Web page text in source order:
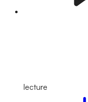
lecture